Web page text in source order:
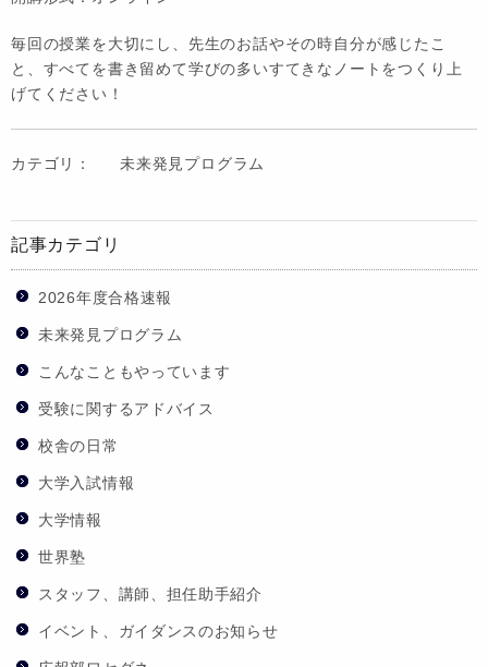
毎回の授業を大切にし、先生のお話やその時自分が感じたこ
と、すべてを書き留めて学びの多いすてきなノートをつくり上
げてください！
カテゴリ： 未来発見プログラム
記事カテゴリ
2026年度合格速報
未来発見プログラム
こんなこともやっています
受験に関するアドバイス
校舎の日常
大学入試情報
大学情報
世界塾
スタッフ、講師、担任助手紹介
イベント、ガイダンスのお知らせ